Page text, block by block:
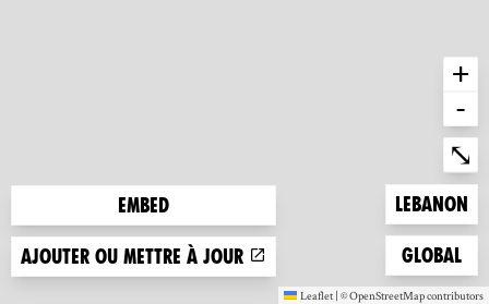
Embed
Ajouter ou mettre à jour
+
-
⤡
Zoom to
Lebanon
Zoom to
Global
Leaflet | ©OpenStreetMapcontributors